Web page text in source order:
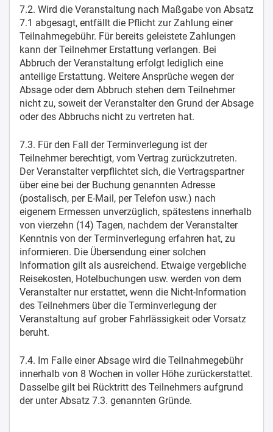
7.2. Wird die Veranstaltung nach Maßgabe von Absatz
7.1 abgesagt, entfällt die Pflicht zur Zahlung einer
Teilnahmegebühr. Für bereits geleistete Zahlungen
kann der Teilnehmer Erstattung verlangen. Bei
Abbruch der Veranstaltung erfolgt lediglich eine
anteilige Erstattung. Weitere Ansprüche wegen der
Absage oder dem Abbruch stehen dem Teilnehmer
nicht zu, soweit der Veranstalter den Grund der Absage
oder des Abbruchs nicht zu vertreten hat.
7.3. Für den Fall der Terminverlegung ist der
Teilnehmer berechtigt, vom Vertrag zurückzutreten.
Der Veranstalter verpflichtet sich, die Vertragspartner
über eine bei der Buchung genannten Adresse
(postalisch, per E-Mail, per Telefon usw.) nach
eigenem Ermessen unverzüglich, spätestens innerhalb
von vierzehn (14) Tagen, nachdem der Veranstalter
Kenntnis von der Terminverlegung erfahren hat, zu
informieren. Die Übersendung einer solchen
Information gilt als ausreichend. Etwaige vergebliche
Reisekosten, Hotelbuchungen usw. werden von dem
Veranstalter nur erstattet, wenn die Nicht-Information
des Teilnehmers über die Terminverlegung der
Veranstaltung auf grober Fahrlässigkeit oder Vorsatz
beruht.
7.4. Im Falle einer Absage wird die Teilnahmegebühr
innerhalb von 8 Wochen in voller Höhe zurückerstattet.
Dasselbe gilt bei Rücktritt des Teilnehmers aufgrund
der unter Absatz 7.3. genannten Gründe.